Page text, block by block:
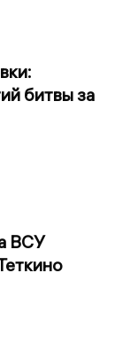
битвы за
ВСУ